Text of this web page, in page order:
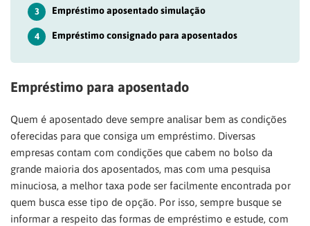
3 Empréstimo aposentado simulação
4 Empréstimo consignado para aposentados
Empréstimo para aposentado
Quem é aposentado deve sempre analisar bem as condições
oferecidas para que consiga um empréstimo. Diversas
empresas contam com condições que cabem no bolso da
grande maioria dos aposentados, mas com uma pesquisa
minuciosa, a melhor taxa pode ser facilmente encontrada por
quem busca esse tipo de opção. Por isso, sempre busque se
informar a respeito das formas de empréstimo e estude, com